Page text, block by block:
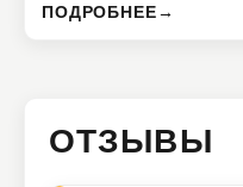
ПОДРОБНЕЕ→
ОТЗЫВЫ